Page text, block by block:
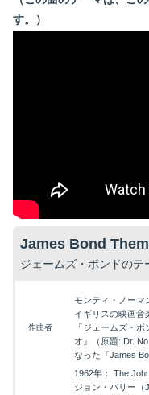
す。）
James Bond
ジェームズ・ボンドのテ
作曲者
モンティ・ノーマ
イギリスの映画音
「ジェームズ・
オ』（原題: Dr.
なった『James
1962年： The
ジョン・バリー（